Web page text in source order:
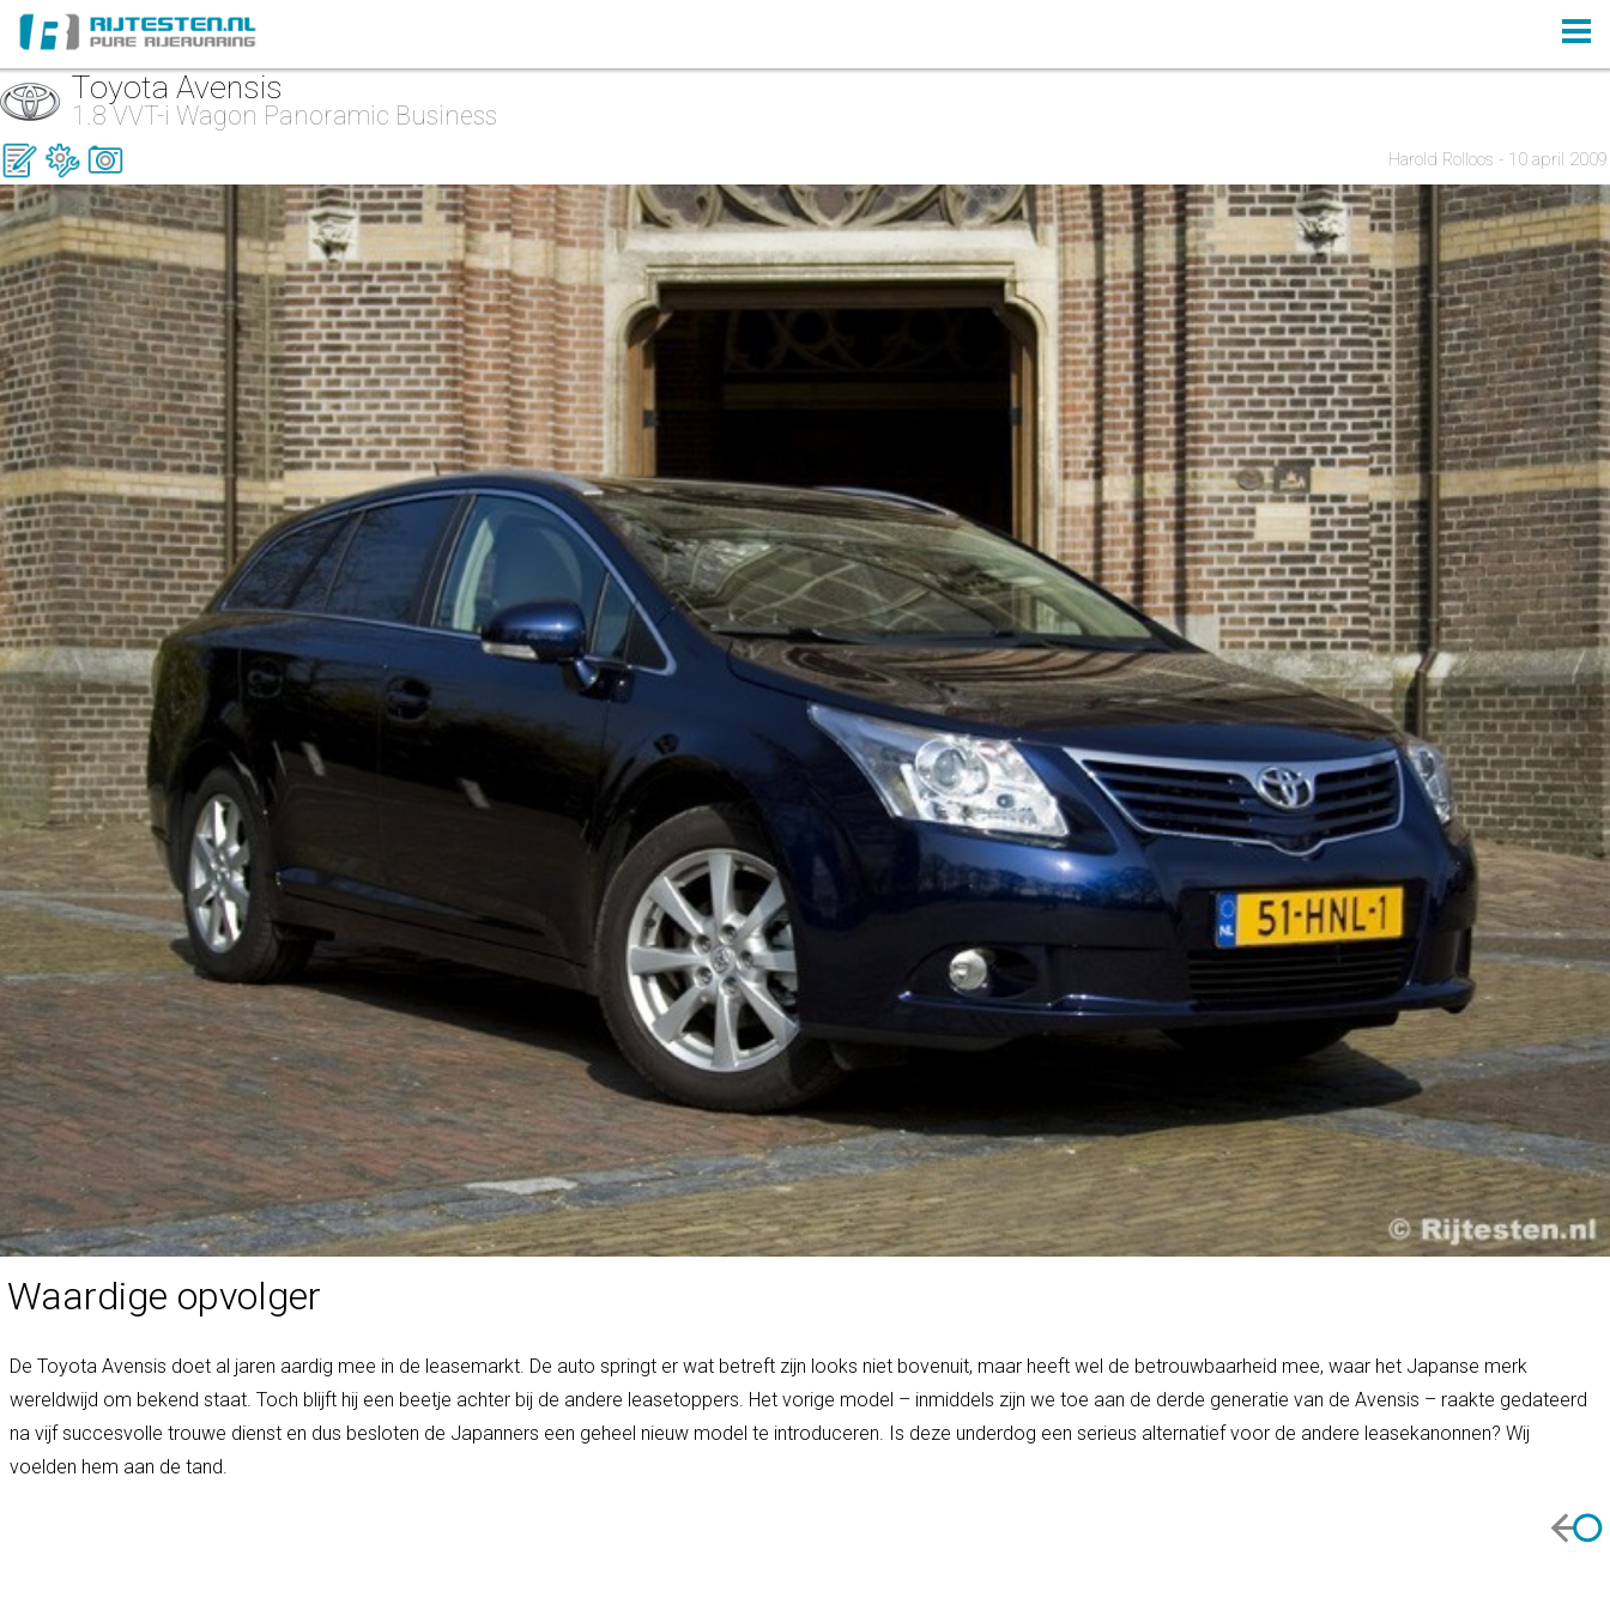
Toyota Avensis
1.8 VVT-i Wagon Panoramic Business
Harold Rolloos - 10 april 2009
Waardige opvolger
De Toyota Avensis doet al jaren aardig mee in de leasemarkt. De auto springt er wat betreft zijn looks niet bovenuit, maar heeft wel de betrouwbaarheid mee, waar het Japanse merk
wereldwijd om bekend staat. Toch blijft hij een beetje achter bij de andere leasetoppers. Het vorige model – inmiddels zijn we toe aan de derde generatie van de Avensis – raakte gedateerd
na vijf succesvolle trouwe dienst en dus besloten de Japanners een geheel nieuw model te introduceren. Is deze underdog een serieus alternatief voor de andere leasekanonnen? Wij
voelden hem aan de tand.